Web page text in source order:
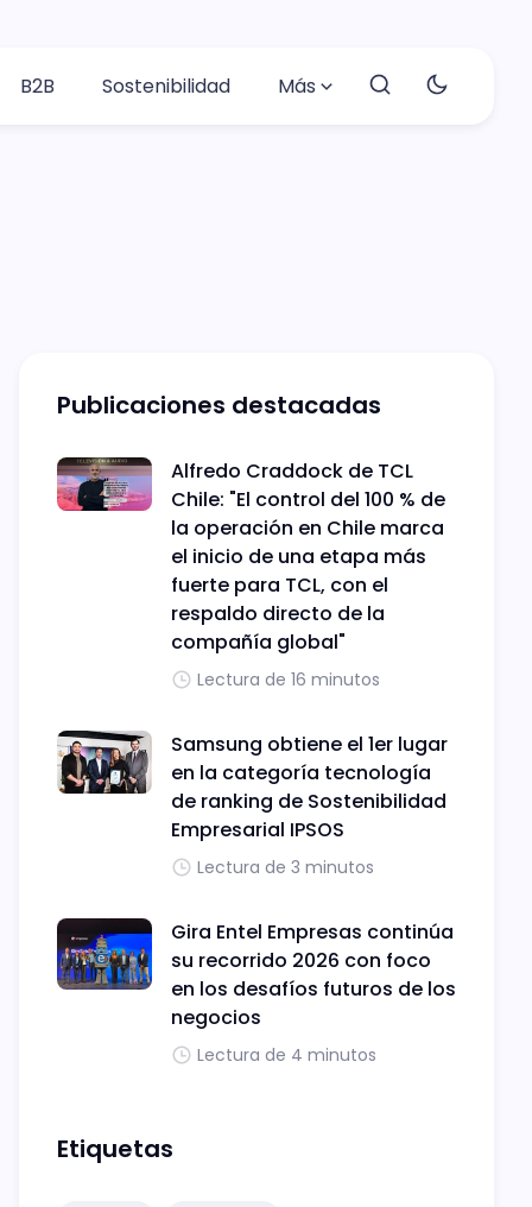
B2B Sostenibilidad Más
Publicaciones destacadas
Alfredo Craddock de TCL
Chile: "El control del 100 % de
la operación en Chile marca
el inicio de una etapa más
fuerte para TCL, con el
respaldo directo de la
compañía global"
Lectura de 16 minutos
Samsung obtiene el 1er lugar
en la categoría tecnología
de ranking de Sostenibilidad
Empresarial IPSOS
Lectura de 3 minutos
Gira Entel Empresas continúa
su recorrido 2026 con foco
en los desafíos futuros de los
negocios
Lectura de 4 minutos
Etiquetas